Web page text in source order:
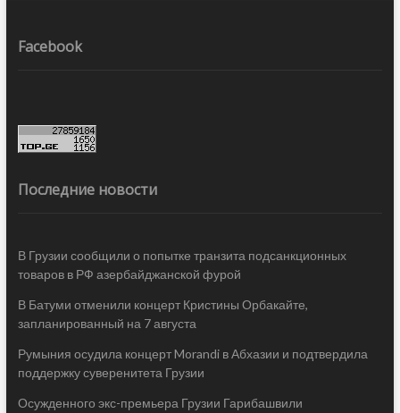
Facebook
Последние новости
В Грузии сообщили о попытке транзита подсанкционных
товаров в РФ азербайджанской фурой
В Батуми отменили концерт Кристины Орбакайте,
запланированный на 7 августа
Румыния осудила концерт Morandi в Абхазии и подтвердила
поддержку суверенитета Грузии
Осужденного экс-премьера Грузии Гарибашвили